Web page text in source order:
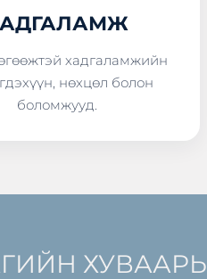
хадгаламжийн
нөхцөл болон
боломжууд.
ХУВААРЬ